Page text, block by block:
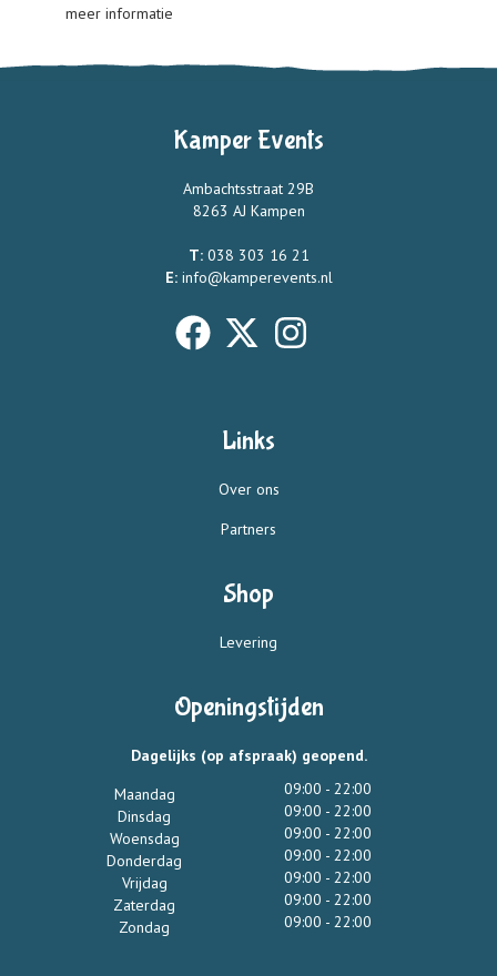
meer informatie
Kamper Events
Ambachtsstraat 29B
8263 AJ Kampen
T: 038 303 16 21
E: info@kamperevents.nl
Links
Over ons
Partners
Shop
Levering
Openingstijden
Dagelijks (op afspraak) geopend.
Maandag
Dinsdag
Woensdag
Donderdag
Vrijdag
Zaterdag
Zondag
09:00 - 22:00
09:00 - 22:00
09:00 - 22:00
09:00 - 22:00
09:00 - 22:00
09:00 - 22:00
09:00 - 22:00